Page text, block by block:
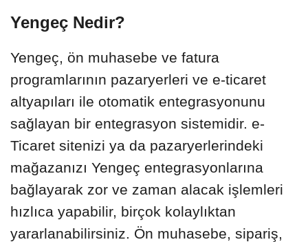
Yengeç Nedir?
Yengeç, ön muhasebe ve fatura
programlarının pazaryerleri ve e-ticaret
altyapıları ile otomatik entegrasyonunu
sağlayan bir entegrasyon sistemidir. e-
Ticaret sitenizi ya da pazaryerlerindeki
mağazanızı Yengeç entegrasyonlarına
bağlayarak zor ve zaman alacak işlemleri
hızlıca yapabilir, birçok kolaylıktan
yararlanabilirsiniz. Ön muhasebe, sipariş,